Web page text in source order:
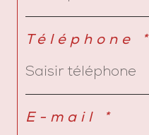
Téléphone *
E-mail *